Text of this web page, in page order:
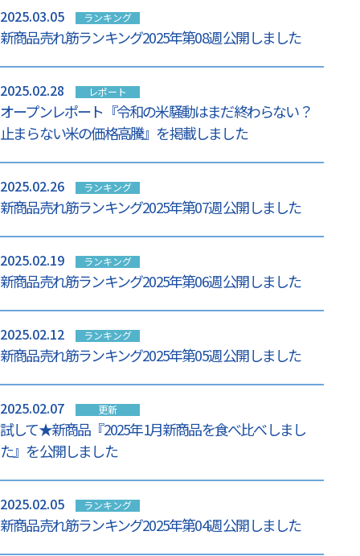
2025.03.05 ランキング
新商品売れ筋ランキング2025年第08週 公開しました
2025.02.28 レポート
オープンレポート『令和の米騒動はまだ終わらない？
止まらない米の価格高騰』を掲載しました
2025.02.26 ランキング
新商品売れ筋ランキング2025年第07週 公開しました
2025.02.19 ランキング
新商品売れ筋ランキング2025年第06週 公開しました
2025.02.12 ランキング
新商品売れ筋ランキング2025年第05週 公開しました
2025.02.07 更新
試して★新商品『2025年1月新商品を食べ比べしまし
た』を公開しました
2025.02.05 ランキング
新商品売れ筋ランキング2025年第04週 公開しました